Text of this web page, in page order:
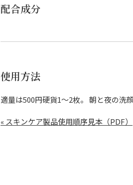
配合成分
使用方法
適量は500円硬貨1～2枚。 朝と夜の洗
« スキンケア製品使用順序見本（PDF）